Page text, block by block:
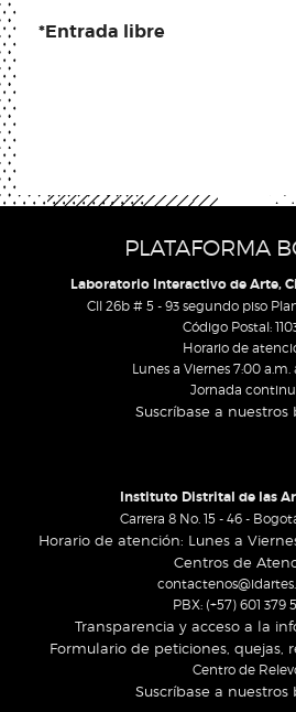
*Entrada libre
PLATAFORMA
Laboratorio Interactivo de Arte,
Cll 26b # 5 - 93 segundo piso
Código Postal:
Horario de
Lunes a Viernes 7:00 a.m.
Jornada
Suscríbase a nuestros
Instituto Distrital de las
Carrera 8 No. 15 - 46 -
Horario de atención: Lunes a
Centros de
PBX: (+57) 601 379
Transparencia y acceso a la
Formulario de peticiones, quejas,
Centro de
Suscríbase a nuestros